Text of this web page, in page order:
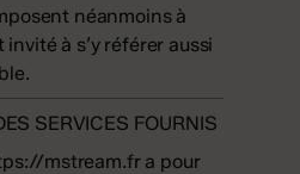
néanmoins à
invité à s’y référer aussi
SERVICES FOURNIS
mstream.fra pour